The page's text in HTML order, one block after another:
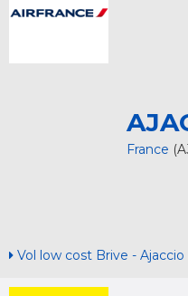
France
Vol low cost Brive - Ajaccio